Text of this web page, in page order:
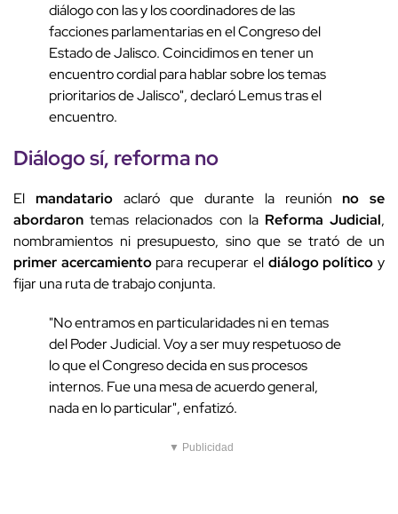
diálogo con las y los coordinadores de las
facciones parlamentarias en el Congreso del
Estado de Jalisco. Coincidimos en tener un
encuentro cordial para hablar sobre los temas
prioritarios de Jalisco", declaró Lemus tras el
encuentro.
Diálogo sí, reforma no
El mandatarioaclaró que durante la reuniónno se
abordaron temas relacionados con la Reforma Judicial,
nombramientos ni presupuesto, sino que se trató de un
primer acercamientopara recuperar el diálogo político y
fijar una ruta de trabajo conjunta.
"No entramos en particularidades ni en temas
del Poder Judicial. Voy a ser muy respetuoso de
lo que el Congreso decida en sus procesos
internos. Fue una mesa de acuerdo general,
nada en lo particular", enfatizó.
▼ Publicidad